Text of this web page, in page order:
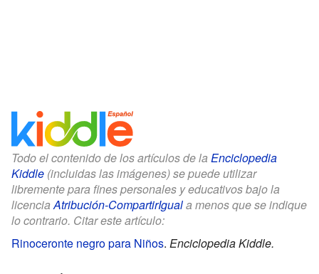
Todo el contenido de los artículos de la Enciclopedia
Kiddle (incluidas las imágenes) se puede utilizar
libremente para fines personales y educativos bajo la
licenciaAtribución-CompartirIguala menos que se indique
lo contrario. Citar este artículo:
Rinoceronte negro para Niños. Enciclopedia Kiddle.